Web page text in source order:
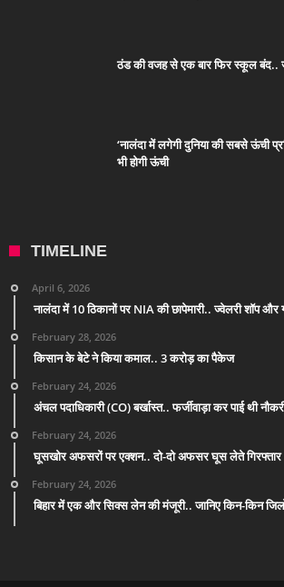
ठंड की वजह से एक बार फिर स्कूल
‘नालंदा में लगेगी दुनिया की सबसे ऊंची
भी होगी ऊंची
TIMELINE
April 6, 2026
नालंदा में 10 ठिकानों पर NIA की छापेमारी.. ज्वेलरी शॉप और
February 28, 2026
किसान के बेटे ने किया कमाल.. 3 करोड़ का पैकेज
February 24, 2026
अंचल पदाधिकारी (CO) बर्खास्त.. फर्जीवाड़ा कर पाई थी
February 24, 2026
घूसखोर अफसरों पर एक्शन.. दो-दो अफसर घूस लेते गिरफ्तार
February 24, 2026
बिहार में एक और सिक्स लेन की मंजूरी.. जानिए किन-किन